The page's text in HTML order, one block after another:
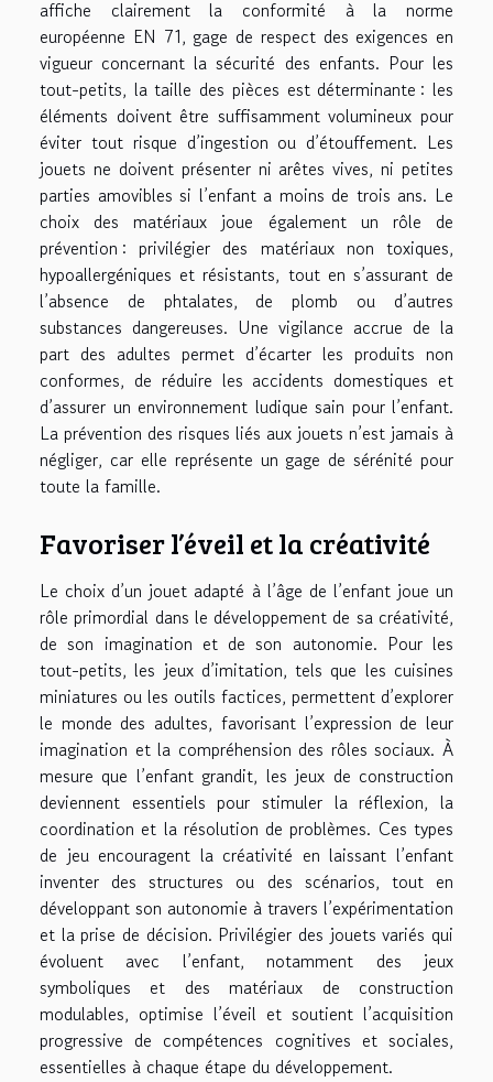
affiche clairement la conformité à la norme
européenne EN 71, gage de respect des exigences en
vigueur concernant la sécurité des enfants. Pour les
tout-petits, la taille des pièces est déterminante : les
éléments doivent être suffisamment volumineux pour
éviter tout risque d’ingestion ou d’étouffement. Les
jouets ne doivent présenter ni arêtes vives, ni petites
parties amovibles si l’enfant a moins de trois ans. Le
choix des matériaux joue également un rôle de
prévention : privilégier des matériaux non toxiques,
hypoallergéniques et résistants, tout en s’assurant de
l’absence de phtalates, de plomb ou d’autres
substances dangereuses. Une vigilance accrue de la
part des adultes permet d’écarter les produits non
conformes, de réduire les accidents domestiques et
d’assurer un environnement ludique sain pour l’enfant.
La prévention des risques liés aux jouets n’est jamais à
négliger, car elle représente un gage de sérénité pour
toute la famille.
Favoriser l’éveil et la créativité
Le choix d’un jouet adapté à l’âge de l’enfant joue un
rôle primordial dans le développement de sa créativité,
de son imagination et de son autonomie. Pour les
tout-petits, les jeux d’imitation, tels que les cuisines
miniatures ou les outils factices, permettent d’explorer
le monde des adultes, favorisant l’expression de leur
imagination et la compréhension des rôles sociaux. À
mesure que l’enfant grandit, les jeux de construction
deviennent essentiels pour stimuler la réflexion, la
coordination et la résolution de problèmes. Ces types
de jeu encouragent la créativité en laissant l’enfant
inventer des structures ou des scénarios, tout en
développant son autonomie à travers l’expérimentation
et la prise de décision. Privilégier des jouets variés qui
évoluent avec l’enfant, notamment des jeux
symboliques et des matériaux de construction
modulables, optimise l’éveil et soutient l’acquisition
progressive de compétences cognitives et sociales,
essentielles à chaque étape du développement.